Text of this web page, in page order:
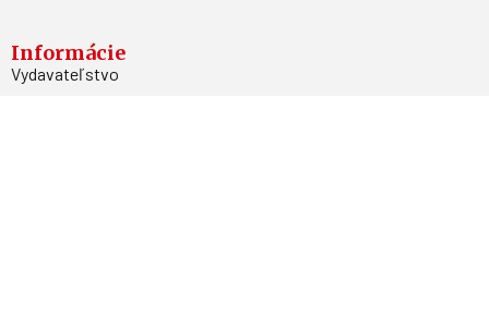
Informácie
Vydavateľstvo